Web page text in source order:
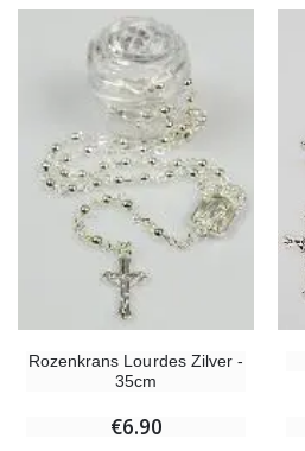
Rozenkrans Lourdes Zilver -
35cm
€6.90